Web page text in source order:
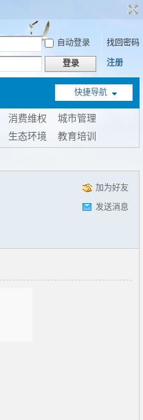
自动登录 找回密码
登录 注册
快捷导航
消费维权
城市管理
生态环境
教育培训
加为好友
发送消息